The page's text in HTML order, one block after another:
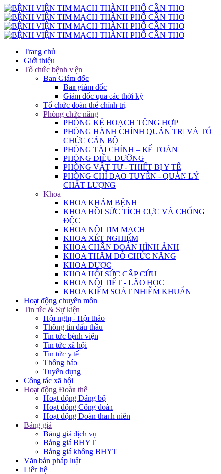
Trang chủ
Giới thiệu
Tổ chức bệnh viện
Ban Giám đốc
Ban giám đốc
Giám đốc qua các thời kỳ
Tổ chức đoàn thể chính trị
Phòng chức năng
PHÒNG KẾ HOẠCH TỔNG HỢP
PHÒNG HÀNH CHÍNH QUẢN TRỊ VÀ TỔ
CHỨC CÁN BỘ
PHÒNG TÀI CHÍNH – KẾ TOÁN
PHÒNG ĐIỀU DƯỠNG
PHÒNG VẬT TƯ - THIẾT BỊ Y TẾ
PHÒNG CHỈ ĐẠO TUYẾN - QUẢN LÝ
CHẤT LƯỢNG
Khoa
KHOA KHÁM BỆNH
KHOA HỒI SỨC TÍCH CỰC VÀ CHỐNG
ĐỘC
KHOA NỘI TIM MẠCH
KHOA XÉT NGHIỆM
KHOA CHẨN ĐOÁN HÌNH ẢNH
KHOA THĂM DÒ CHỨC NĂNG
KHOA DƯỢC
KHOA HỒI SỨC CẤP CỨU
KHOA NỘI TIẾT - LÃO HỌC
KHOA KIỂM SOÁT NHIỄM KHUẨN
Hoạt động chuyên môn
Tin tức & Sự kiện
Hội nghị - Hội thảo
Thông tin đấu thầu
Tin tức bệnh viện
Tin tức xã hội
Tin tức y tế
Thông báo
Tuyển dụng
Công tác xã hội
Hoạt động Đoàn thể
Hoạt động Đảng bộ
Hoạt động Công đoàn
Hoạt động Đoàn thanh niên
Bảng giá
Bảng giá dịch vụ
Bảng giá BHYT
Bảng giá không BHYT
Văn bản pháp luật
Liên hệ